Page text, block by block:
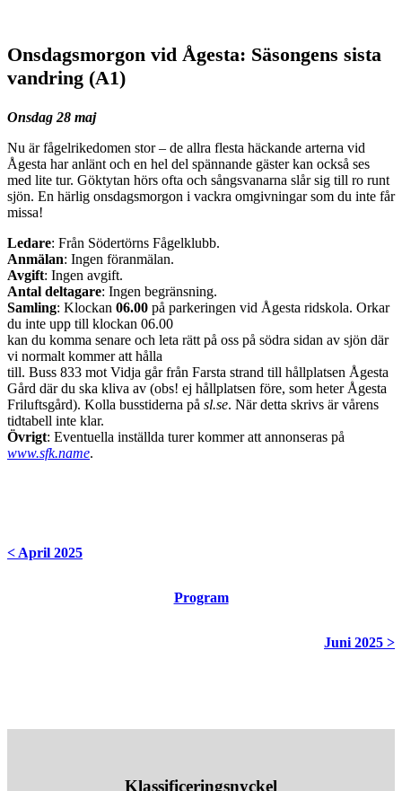
Onsdagsmorgon vid Ågesta: Säsongens sista
vandring (A1)
Onsdag 28 maj
Nu är fågelrikedomen stor – de allra flesta häckande arterna vid
Ågesta har anlänt och en hel del spännande gäster kan också ses
med lite tur. Göktytan hörs ofta och sångsvanarna slår sig till ro runt
sjön. En härlig onsdagsmorgon i vackra omgivningar som du inte får
missa!
Ledare: Från Södertörns Fågelklubb.
Anmälan: Ingen föranmälan.
Avgift: Ingen avgift.
Antal deltagare: Ingen begränsning.
Samling: Klockan 06.00 på parkeringen vid Ågesta ridskola. Orkar
du inte upp till klockan 06.00
kan du komma senare och leta rätt på oss på södra sidan av sjön där
vi normalt kommer att hålla
till. Buss 833 mot Vidja går från Farsta strand till hållplatsen Ågesta
Gård där du ska kliva av (obs! ej hållplatsen före, som heter Ågesta
Friluftsgård). Kolla busstiderna på sl.se. När detta skrivs är vårens
tidtabell inte klar.
Övrigt: Eventuella inställda turer kommer att annonseras på
www.sfk.name.
< April 2025
Program
Juni 2025 >
Klassificeringsnyckel